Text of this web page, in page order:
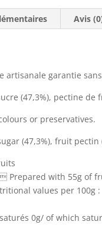
Avis
artisanale garantie
(47,3%), pectine de
or preservatives.
(47,3%), fruit pectin
Prepared with 55g of
values per 100g :
0g/ of which